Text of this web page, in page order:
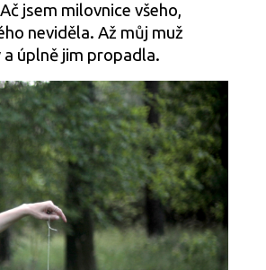
jsem milovnice všeho,
neviděla. Až můj muž
úplně jim propadla.